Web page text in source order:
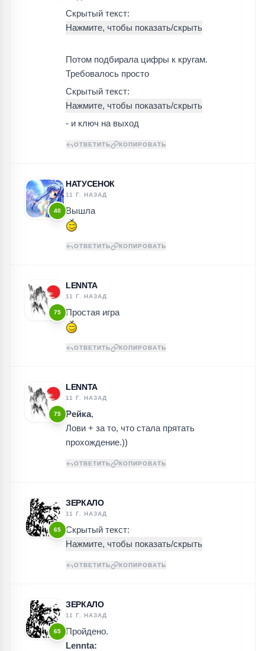
Скрытый текст:
Потом подбирала цифры к кругам.
Требовалось просто
Скрытый текст:
- и ключ на выход
ОТВЕТИТЬ КОПИРОВАТЬ
40
НАТУСЕНОК
11 Г. НАЗАД
Вышла
ОТВЕТИТЬ КОПИРОВАТЬ
75
LENNTA
11 Г. НАЗАД
Простая игра
ОТВЕТИТЬ КОПИРОВАТЬ
75
LENNTA
11 Г. НАЗАД
Рейка,
Лови + за то, что стала прятать
прохождение.))
ОТВЕТИТЬ КОПИРОВАТЬ
65
ЗЕРКАЛО
11 Г. НАЗАД
Скрытый текст:
ОТВЕТИТЬ КОПИРОВАТЬ
65
ЗЕРКАЛО
11 Г. НАЗАД
Пройдено.
Lennta: